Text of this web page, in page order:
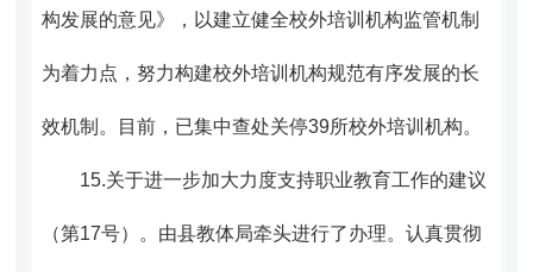
构发展的意见》，以建立健全校外培训机构监管机制
为着力点，努力构建校外培训机构规范有序发展的长
效机制。 目前，已集中查处关停39所校外培训机构。
15.关于进一步加大力度支持职业教育工作的建议
（第17号）。 由县教体局牵头进行了办理。认真贯彻